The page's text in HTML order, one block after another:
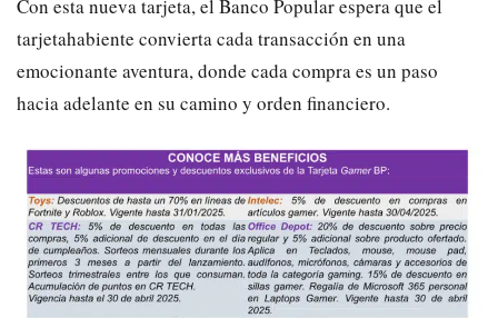
Con esta nueva tarjeta, el Banco Popular espera que el
tarjetahabiente convierta cada transacción en una
emocionante aventura, donde cada compra es un paso
hacia adelante en su camino y orden financiero.